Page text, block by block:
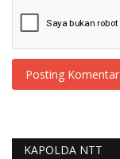
Posting Komentar
KAPOLDA NTT